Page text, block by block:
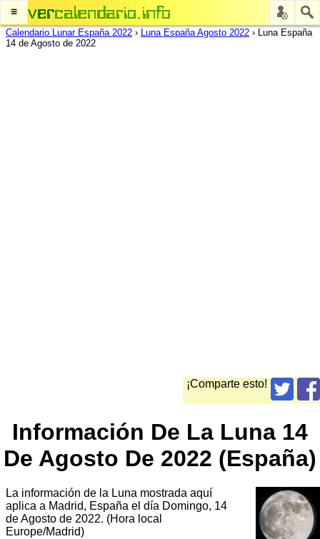
≡
Calendario Lunar España 2022 › Luna España Agosto 2022 › Luna España
14 de Agosto de 2022
¡Comparte esto!
Información De La Luna 14
De Agosto De 2022 (España)
La información de la Luna mostrada aquí
aplica a Madrid, España el día Domingo, 14
de Agosto de 2022. (Hora local
Europe/Madrid)